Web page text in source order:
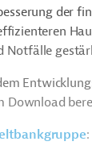
der
Notfälle
Download